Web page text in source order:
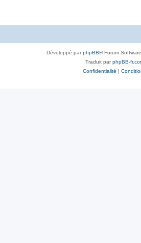
Développé parphpBB® Forum
Traduit parphpBB-
Confidentialité |